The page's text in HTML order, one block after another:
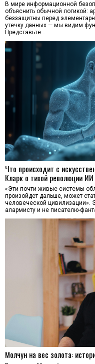
В мире информационной
объяснить обычной логикой:
беззащитны перед
утечку данных — мы видим
Представьте…
Что происходит с
Кларк о тихой революции ИИ
«Эти почти живые системы
произойдет дальше, может
человеческой цивилизации».
алармисту и не писателю-
Молчун на вес золота: